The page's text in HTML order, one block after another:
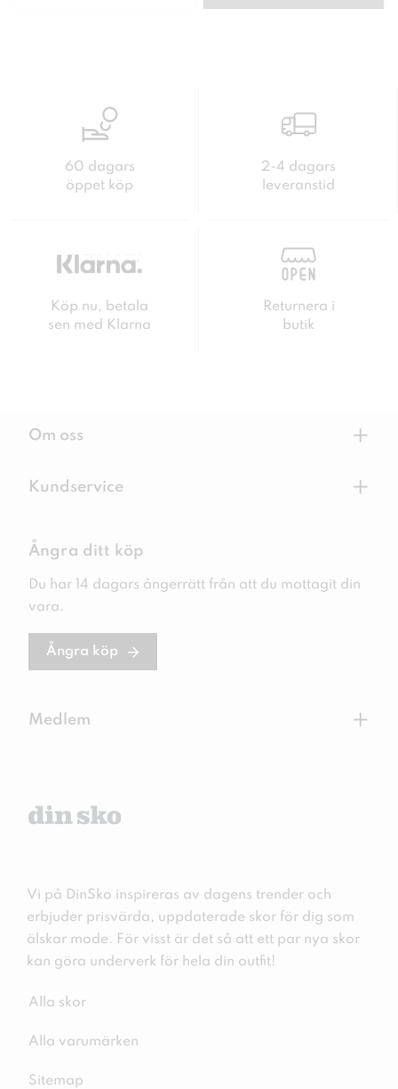
60 dagars
öppet köp
2-4 dagars
leveranstid
Köp nu, betala
sen med Klarna
Returnera i
butik
Om oss +
Kundservice +
Ångra ditt köp
Du har 14 dagars ångerrätt från att du mottagit din
vara.
Ångra köp
Medlem +
Vi på DinSko inspireras av dagens trender och
erbjuder prisvärda, uppdaterade skor för dig som
älskar mode. För visst är det så att ett par nya skor
kan göra underverk för hela din outfit!
Alla skor
Alla varumärken
Sitemap